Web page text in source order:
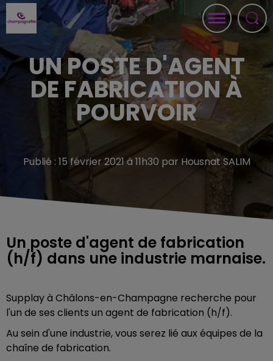
UN POSTE D'AGENT
DE FABRICATION À
POURVOIR
Publié : 15 février 2021 à 11h30 par Housnat SALIM
Un poste d'agent de fabrication
(h/f) dans une industrie marnaise.
Supplay à Châlons-en-Champagne recherche pour
l'un de ses clients un agent de fabrication (h/f).
Au sein d'une industrie, vous serez lié aux équipes de la
chaîne de fabrication.